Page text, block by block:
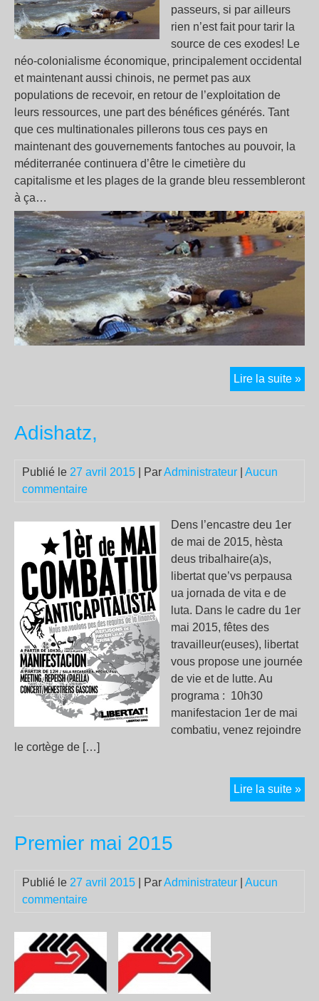
passeurs, si par ailleurs
rien n’est fait pour tarir la
source de ces exodes! Le
néo-colonialisme économique, principalement occidental
et maintenant aussi chinois, ne permet pas aux
populations de recevoir, en retour de l’exploitation de
leurs ressources, une part des bénéfices générés. Tant
que ces multinationales pillerons tous ces pays en
maintenant des gouvernements fantoches au pouvoir, la
méditerranée continuera d’être le cimetière du
capitalisme et les plages de la grande bleu ressembleront
à ça…
Lire la suite »“Si
les
Adishatz,
Publié le 27 avril 2015 | ParAdministrateur
Aucun
commentaire
Dens l’encastre deu 1er
de mai de 2015, hèsta
deus tribalhaire(a)s,
libertat que’vs perpausa
ua jornada de vita e de
luta. Dans le cadre du 1er
mai 2015, fêtes des
travailleur(euses), libertat
vous propose une journée
de vie et de lutte. Au
programa : 10h30
manifestacion 1er de mai
combatiu, venez rejoindre
le cortège de […]
Lire la suite »
Premier mai 2015
Publié le 27 avril 2015 | ParAdministrateur
Aucun
commentaire